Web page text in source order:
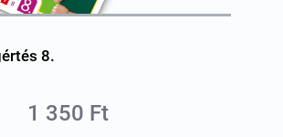
8.
1 350 Ft